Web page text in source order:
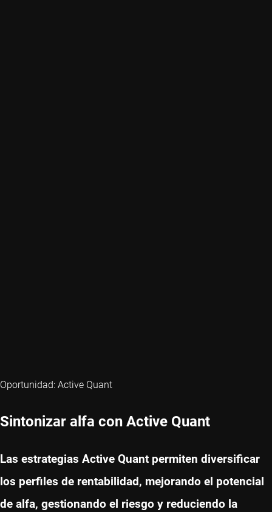
Oportunidad: Active Quant
Sintonizar alfa con Active Quant
Las estrategias Active Quant permiten diversificar
los perfiles de rentabilidad, mejorando el potencial
de alfa, gestionando el riesgo y reduciendo la